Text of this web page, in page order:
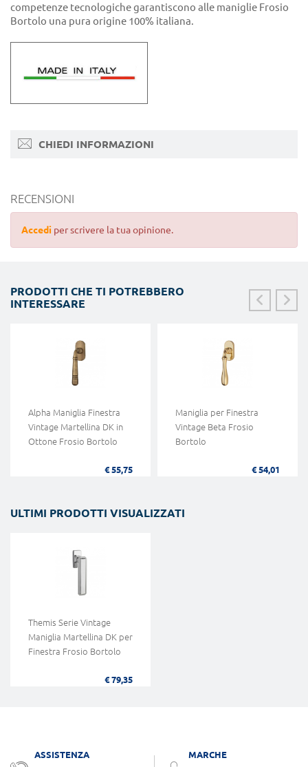
competenze tecnologiche garantiscono alle maniglie Frosio
Bortolo una pura origine 100% italiana.
CHIEDI INFORMAZIONI
RECENSIONI
Accedi per scrivere la tua opinione.
PRODOTTI CHE TI POTREBBERO
INTERESSARE
Alpha Maniglia Finestra
Vintage Martellina DK in
Ottone Frosio Bortolo
€ 55,75
Maniglia per Finestra
Vintage Beta Frosio
Bortolo
€ 54,01
ULTIMI PRODOTTI VISUALIZZATI
Themis Serie Vintage
Maniglia Martellina DK per
Finestra Frosio Bortolo
€ 79,35
ASSISTENZA MARCHE